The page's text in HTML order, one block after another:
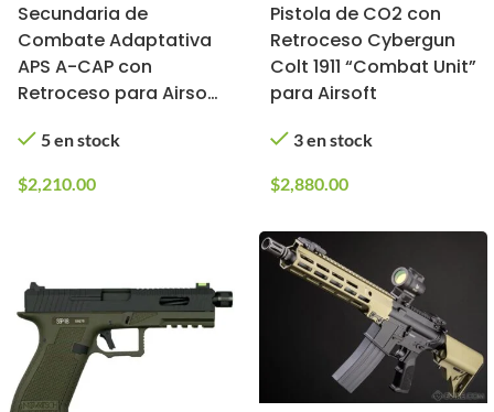
Secundaria de
Combate Adaptativa
APS A-CAP con
Retroceso para Airsoft
5 en stock
$2,210.00
Pistola de CO2 con
Retroceso Cybergun
Colt 1911 “Combat Unit”
para Airsoft
3 en stock
$2,880.00